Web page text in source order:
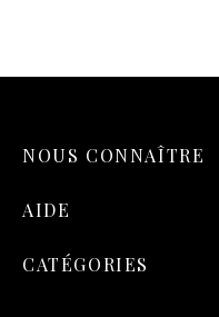
NOUS CONNAÎTRE
AIDE
CATÉGORIES